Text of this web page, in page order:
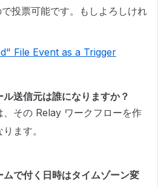
投票可能です。もしよろしけれ
File Event as a Trigger
送信元は誰になりますか？
その Relay ワークフローを作
ます。
で付く日時はタイムゾーン変